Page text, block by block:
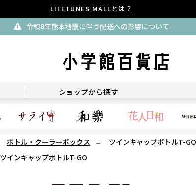
LIFETUNES MALLとは？
令和8年熊本地震に伴う配送への影響について
ショップから探す
ボトル・クーラーボックス
ツインキャップボトルT-GO
ツインキャップボトルT-GO
BE-PAL